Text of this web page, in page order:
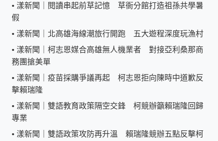
• 漾新聞｜閱讀串起前草記憶 草衙分館打造祖孫共學暑
假
• 漾新聞｜北高雄海線潮旅行開跑 五大遊程深度玩漁村
• 漾新聞｜柯志恩媒合高雄無人機業者 對接亞利桑那商
務團搶美單
• 漾新聞｜疫苗採購爭議再起 柯志恩拒向陳時中道歉反
擊賴瑞隆
• 漾新聞｜雙語教育政策隔空交鋒 柯競辦籲賴瑞隆回歸
專業
• 漾新聞｜雙語政策攻防再升溫 賴瑞隆競辦五點反擊柯